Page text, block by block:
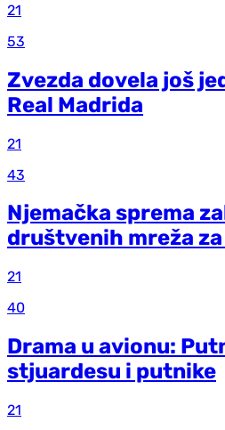
21
53
Zvezda dovela još
Real Madrida
21
43
Njemačka sprema
društvenih mreža
21
40
Drama u avionu:
stjuardesu i putnike
21